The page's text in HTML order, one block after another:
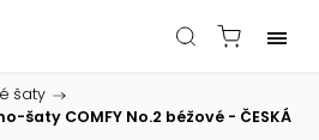
šaty /
šaty COMFY No.2 béžové - ČESKÁ